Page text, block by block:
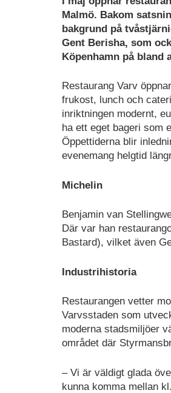
Malmö. Bakom
bakgrund på
Gent Berisha, som
Köpenhamn på bland
Restaurang Varv
frukost, lunch och
inriktningen modernt,
ha ett eget bageri som
Öppettiderna blir
evenemang helgtid
Michelin
Benjamin van
Där var han
Bastard), vilket även
Industrihistoria
Restaurangen vetter
Varvsstaden som
moderna stadsmiljöer
området där
– Vi är väldigt glada
kunna komma mellan